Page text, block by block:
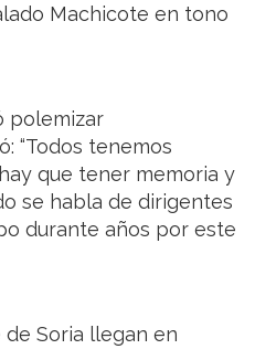
Machicote en tono
polemizar
“Todos tenemos
que tener memoria y
se habla de dirigentes
durante años por este
Soria llegan en